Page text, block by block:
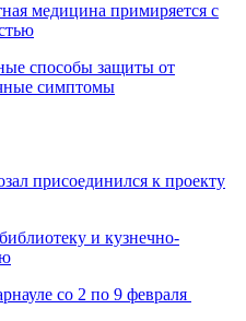
медицина примиряется с
способы защиты от
симптомы
присоединился к проекту
и кузнечно-
со 2 по 9 февраля